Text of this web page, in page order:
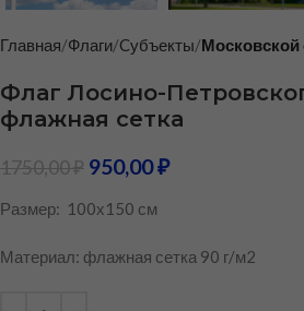
Главная Флаги Cубъекты Московской
Флаг Лосино-
флажная сетка
1750,00₽ 950,00₽
Размер: 100х150 см
Материал: флажная сетка 90 г/м2